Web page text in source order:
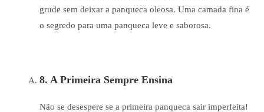
grude sem deixar a panqueca oleosa. Uma camada fina é
o segredo para uma panqueca leve e saborosa.
8. A Primeira Sempre Ensina
Não se desespere se a primeira panqueca sair imperfeita!